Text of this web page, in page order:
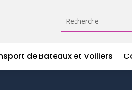
de Bateaux et Voiliers